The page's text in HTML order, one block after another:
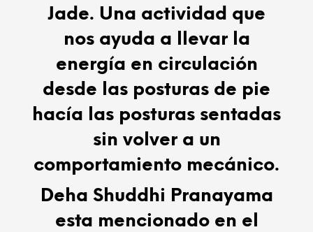
Jade. Una actividad que
nos ayuda a llevar la
energía en circulación
desde las posturas de pie
hacía las posturas sentadas
sin volver a un
comportamiento mecánico.
Deha Shuddhi Pranayama
esta mencionado en el